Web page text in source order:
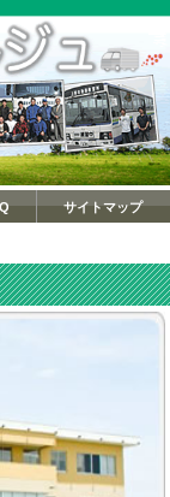
サイトマップ